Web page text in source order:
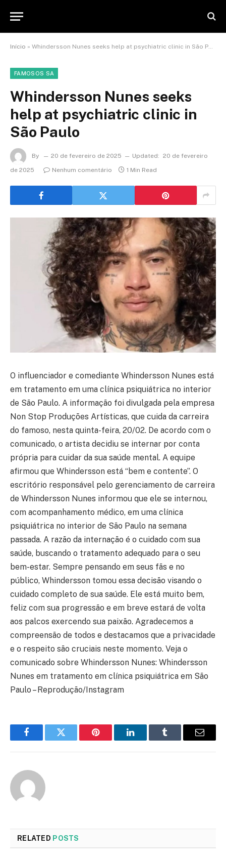
Início » Whindersson Nunes seeks help at psychiatric clinic in São Paulo
FAMOSOS SA
Whindersson Nunes seeks
help at psychiatric clinic in
São Paulo
By 20 de fevereiro de 2025 Updated: 20 de fevereiro
de 2025
Nenhum comentário 1 Min Read
O influenciador e comediante Whindersson Nunes está
em tratamento em uma clínica psiquiátrica no interior
de São Paulo. A informação foi divulgada pela empresa
Non Stop Produções Artísticas, que cuida da carreira
do famoso, nesta quinta-feira, 20/02. De acordo com o
comunicado, o artista decidiu se internar por conta
própria para cuidar da sua saúde mental. A equipe
afirmou que Whindersson está “bem e contente”. O
escritório responsável pelo gerenciamento de carreira
de Whindersson Nunes informou que ele se internou,
com acompanhamento médico, em uma clínica
psiquiátrica no interior de São Paulo na semana
passada. A razão da internação é o cuidado com sua
saúde, buscando o tratamento adequado para o seu
bem-estar. Sempre pensando em seus fãs e no
público, Whindersson tomou essa decisão visando o
cuidado completo de sua saúde. Ele está muito bem,
feliz com sua progressão e em breve estará de volta
aos palcos exercendo sua paixão. Agradecemos a
compreensão de todos e destacamos que a privacidade
e o respeito são cruciais neste momento. Veja o
comunicado sobre Whindersson Nunes: Whindersson
Nunes em tratamento em clínica psiquiátrica em São
Paulo – Reprodução/Instagram
FacebookTwitter Pinterest LinkedInTumblr Email
RELATED POSTS